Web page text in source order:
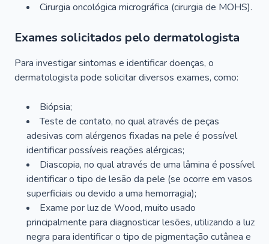
Cirurgia oncológica micrográfica (cirurgia de MOHS).
Exames solicitados pelo dermatologista
Para investigar sintomas e identificar doenças, o
dermatologista pode solicitar diversos exames, como:
Biópsia;
Teste de contato, no qual através de peças
adesivas com alérgenos fixadas na pele é possível
identificar possíveis reações alérgicas;
Diascopia, no qual através de uma lâmina é possível
identificar o tipo de lesão da pele (se ocorre em vasos
superficiais ou devido a uma hemorragia);
Exame por luz de Wood, muito usado
principalmente para diagnosticar lesões, utilizando a luz
negra para identificar o tipo de pigmentação cutânea e